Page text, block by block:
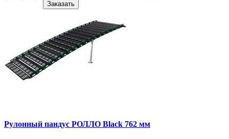
Рулонный пандус РОЛЛО Black 762 мм